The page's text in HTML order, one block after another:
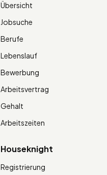
Übersicht
Jobsuche
Berufe
Lebenslauf
Bewerbung
Arbeitsvertrag
Gehalt
Arbeitszeiten
Houseknight
Registrierung